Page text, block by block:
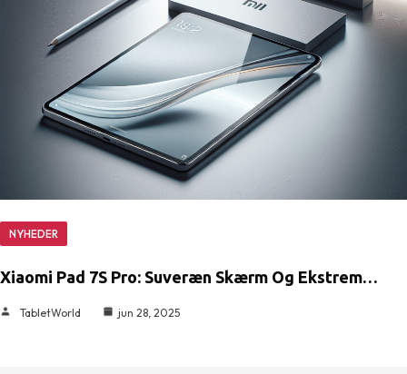
NYHEDER
Xiaomi Pad 7S Pro: Suveræn Skærm Og Ekstrem…
TabletWorld jun 28, 2025